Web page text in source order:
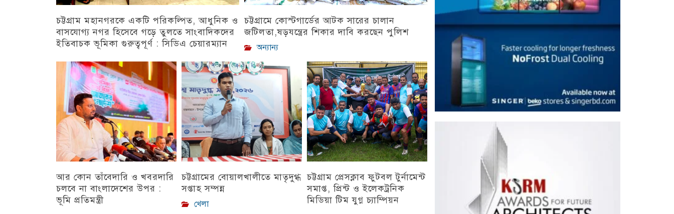
চট্টগ্রাম মহানগরকে একটি পরিকল্পিত, আধুনিক ও
বাসযোগ্য নগর হিসেবে গড়ে তুলতে সাংবাদিকদের
ইতিবাচক ভূমিকা গুরুত্বপূর্ণ : সিডিএ চেয়ারম্যান
চট্টগ্রামে কোস্টগার্ডের আটক সারের চালান
জটিলতা,ষড়যন্ত্রের শিকার দাবি করছেন পুলিশ
অন্যান্য
আর কোন তাঁবেদারি ও খবরদারি
চলবে না বাংলাদেশের উপর :
ভূমি প্রতিমন্ত্রী
চট্টগ্রামের বোয়ালখালীতে মাতৃদুগ্ধ
সপ্তাহ সম্পন্ন
খেলা
চট্টগ্রাম প্রেসক্লাব ফুটবল টুর্নামেন্ট
সমাপ্ত, প্রিন্ট ও ইলেকট্রনিক
মিডিয়া টিম যুগ্ন চ্যাম্পিয়ন